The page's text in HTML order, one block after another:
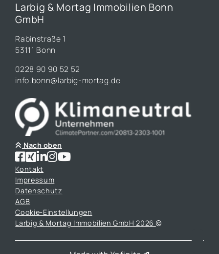
Larbig & Mortag Immobilien Bonn
GmbH
Rabinstraße 1
53111 Bonn
0228 90 90 52 52
info.bonn@larbig-mortag.de
Nach oben
Kontakt
Impressum
Datenschutz
AGB
Cookie-Einstellungen
Larbig & Mortag Immobilien GmbH 2026